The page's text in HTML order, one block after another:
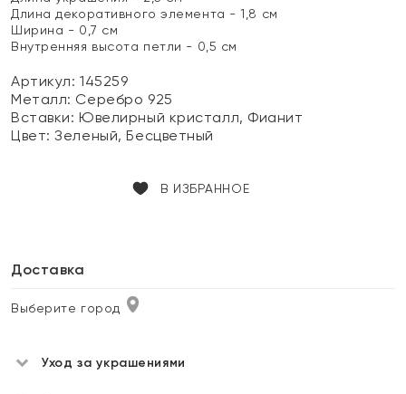
Длина декоративного элемента - 1,8 см
Ширина - 0,7 см
Внутренняя высота петли - 0,5 см
Артикул: 145259
Металл: Серебро 925
Вставки:Ювелирный кристалл, Фианит
Цвет:Зеленый, Бесцветный
В ИЗБРАННОЕ
Доставка
Выберите город
Уход за украшениями